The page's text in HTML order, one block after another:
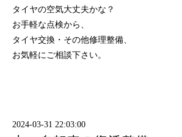
タイヤの空気大丈夫かな？
お手軽な点検から、
タイヤ交換・その他修理整備、
お気軽にご相談下さい。
2024-03-31 22:03:00